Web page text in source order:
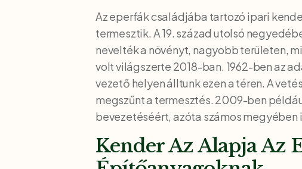
Az eperfák családjába tartozó ipari
termesztik. A 19. század utolsó
nevelték a növényt, nagyobb területen,
volt világszerte 2018-ban. 1962-ben az
vezető helyen álltunk ezen a téren. A
megszűnt a termesztés. 2009-ben
bevezetéséért, azóta számos megyében
Kender Az Alapja Az